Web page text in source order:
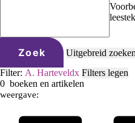
Zoek
Uitgebreid zoeken
Filter: A. Harteveldx Filters legen
0 boeken en artikelen
weergave: